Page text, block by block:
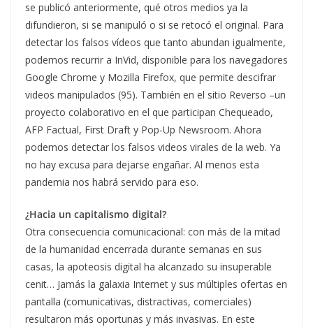
se publicó anteriormente, qué otros medios ya la
difundieron, si se manipuló o si se retocó el original. Para
detectar los falsos vídeos que tanto abundan igualmente,
podemos recurrir a InVid, disponible para los navegadores
Google Chrome y Mozilla Firefox, que permite descifrar
videos manipulados (95). También en el sitio Reverso –un
proyecto colaborativo en el que participan Chequeado,
AFP Factual, First Draft y Pop-Up Newsroom. Ahora
podemos detectar los falsos videos virales de la web. Ya
no hay excusa para dejarse engañar. Al menos esta
pandemia nos habrá servido para eso.
¿Hacia un capitalismo digital?
Otra consecuencia comunicacional: con más de la mitad
de la humanidad encerrada durante semanas en sus
casas, la apoteosis digital ha alcanzado su insuperable
cenit… Jamás la galaxia Internet y sus múltiples ofertas en
pantalla (comunicativas, distractivas, comerciales)
resultaron más oportunas y más invasivas. En este